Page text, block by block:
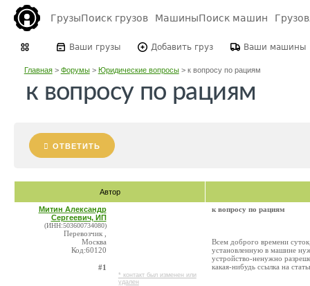
ГрузыПоиск грузов МашиныПоиск машин
Ваши грузы Добавить груз Ваши машины
Главная> Форумы> Юридические вопросы> к вопросу по рациям
к вопросу по рациям
ОТВЕТИТЬ
Автор
Митин Александр
Сергеевич, ИП
(ИНН:503600734080)
Перевозчик ,
Москва
Код:60120
#1
* контакт был изменен или
удален
к вопросу по рациям
Всем доброго времени
установленную в машине
устройство-ненужно
какая-нибудь ссылка на